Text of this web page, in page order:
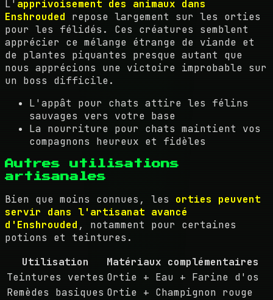
L' apprivoisement des animaux dans
Enshrouded repose largement sur les orties
pour les félidés. Ces créatures semblent
apprécier ce mélange étrange de viande et
de plantes piquantes presque autant que
nous apprécions une victoire improbable sur
un boss difficile.
L'appât pour chats attire les félins
sauvages vers votre base
La nourriture pour chats maintient vos
compagnons heureux et fidèles
Autres utilisations
artisanales
Bien que moins connues, les orties peuvent
servir dans l'artisanat avancé
d'Enshrouded , notamment pour certaines
potions et teintures.
Utilisation
Matériaux complémentaires
Teintures vertes Ortie + Eau + Farine d'os
Remèdes basiques Ortie + Champignon rouge